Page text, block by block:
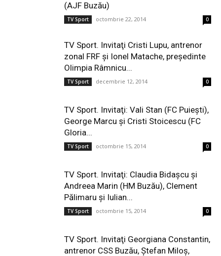
(AJF Buzău)
TV Sport octombrie 22, 2014 0
TV Sport. Invitaţi Cristi Lupu, antrenor
zonal FRF şi Ionel Matache, preşedinte
Olimpia Râmnicu...
TV Sport decembrie 12, 2014 0
TV Sport. Invitaţi: Vali Stan (FC Puieşti),
George Marcu şi Cristi Stoicescu (FC
Gloria...
TV Sport octombrie 15, 2014 0
TV Sport. Invitaţi: Claudia Bidaşcu şi
Andreea Marin (HM Buzău), Clement
Pălimaru şi Iulian...
TV Sport octombrie 15, 2014 0
TV Sport. Invitaţi Georgiana Constantin,
antrenor CSS Buzău, Ştefan Miloş,